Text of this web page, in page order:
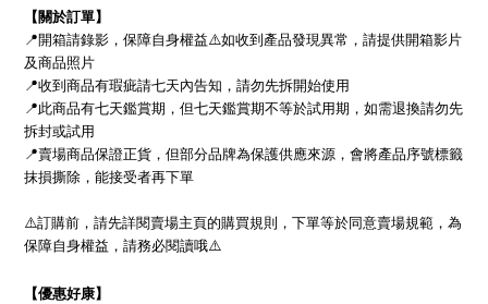
【關於訂單】
📍開箱請錄影，保障自身權益⚠如收到產品發現異常，請提供開箱影片
及商品照片
📍收到商品有瑕疵請七天內告知，請勿先拆開始使用
📍此商品有七天鑑賞期，但七天鑑賞期不等於試用期， 如需退換請勿先
拆封或試用
📍賣場商品保證正貨，但部分品牌為保護供應來源，會將產品序號標籤
抹損撕除，能接受者再下單
⚠訂購前，請先詳閱賣場主頁的購買規則，下單等於同意賣場規範，為
保障自身權益，請務必閱讀哦⚠
【優惠好康】